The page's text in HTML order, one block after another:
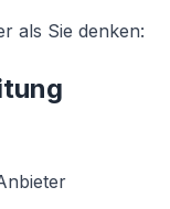
als Sie denken: